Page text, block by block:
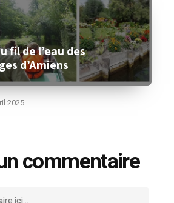
fil de l’eau des
d’Amiens
2025
commentaire